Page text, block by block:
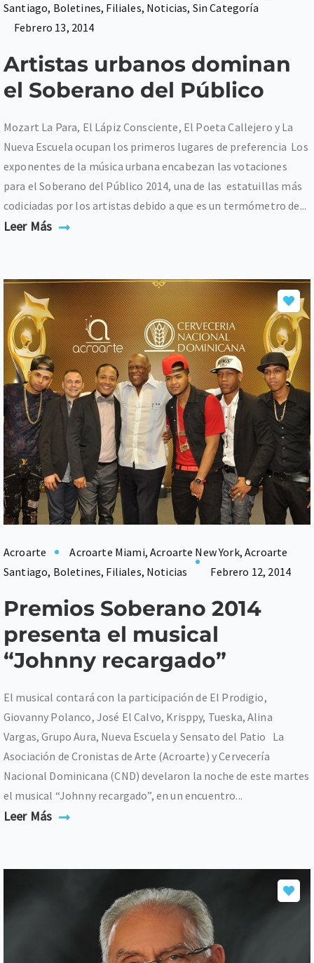
Santiago, Boletines, Filiales, Noticias, Sin Categoría
Febrero 13, 2014
Artistas urbanos dominan
el Soberano del Público
Mozart La Para, El Lápiz Consciente, El Poeta Callejero y La
Nueva Escuela ocupan los primeros lugares de preferencia Los
exponentes de la música urbana encabezan las votaciones
para el Soberano del Público 2014, una de las estatuillas más
codiciadas por los artistas debido a que es un termómetro de...
Leer Más
Acroarte Acroarte Miami,Acroarte New York,Acroarte
Santiago, Boletines, Filiales, Noticias Febrero 12, 2014
Premios Soberano 2014
presenta el musical
“Johnny recargado”
El musical contará con la participación de El Prodigio,
Giovanny Polanco, José El Calvo, Krisppy, Tueska, Alina
Vargas, Grupo Aura, Nueva Escuela y Sensato del Patio La
Asociación de Cronistas de Arte (Acroarte) y Cervecería
Nacional Dominicana (CND) develaron la noche de este martes
el musical “Johnny recargado”, en un encuentro...
Leer Más